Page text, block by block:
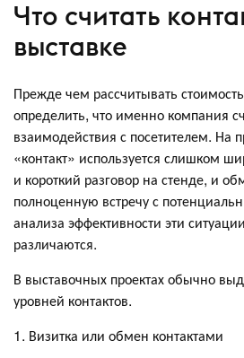
Что считать
выставке
Прежде чем рассчитывать
определить, что именно компания
взаимодействия с посетителем. На
«контакт» используется слишком
и короткий разговор на стенде, и
полноценную встречу с
анализа эффективности эти
различаются.
В выставочных проектах обычно
уровней контактов.
1. Визитка или обмен контактами